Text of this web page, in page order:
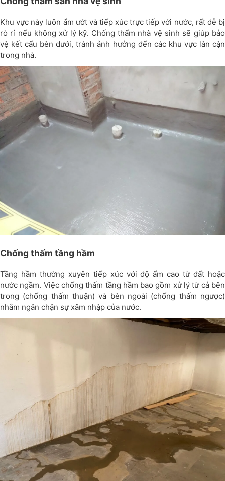
Khu vực này luôn ẩm ướt và tiếp xúc trực tiếp với nước, rất dễ bị
rò rỉ nếu không xử lý kỹ. Chống thấm nhà vệ sinh sẽ giúp bảo
vệ kết cấu bên dưới, tránh ảnh hưởng đến các khu vực lân cận
trong nhà.
Chống thấm tầng hầm
Tầng hầm thường xuyên tiếp xúc với độ ẩm cao từ đất hoặc
nước ngầm. Việc chống thấm tầng hầm bao gồm xử lý từ cả bên
trong (chống thấm thuận) và bên ngoài (chống thấm ngược)
nhằm ngăn chặn sự xâm nhập của nước.